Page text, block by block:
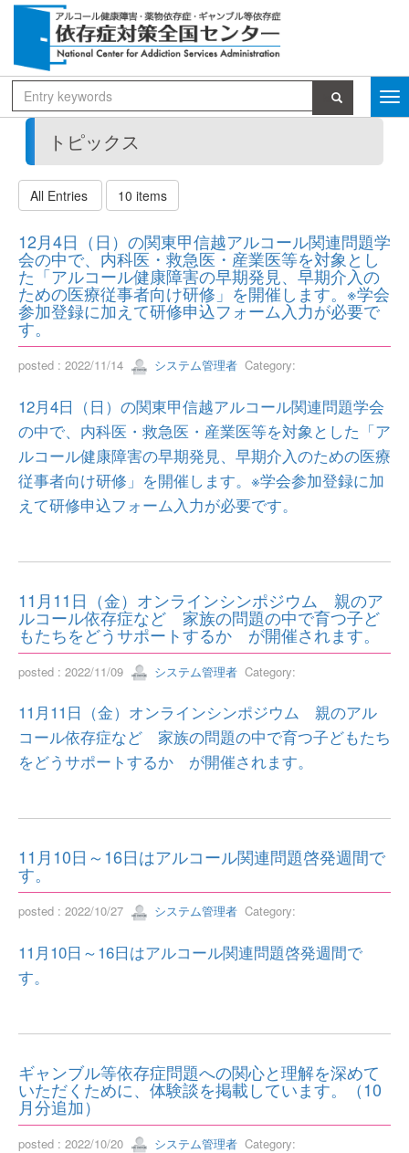
トピックス
All Entries 10 items
12月4日（日）の関東甲信越アルコール関連問題学
会の中で、内科医・救急医・産業医等を対象とし
た「アルコール健康障害の早期発見、早期介入の
ための医療従事者向け研修」を開催します。※学会
参加登録に加えて研修申込フォーム入力が必要で
す。
posted : 2022/11/14 システム管理者 Category:
12月4日（日）の関東甲信越アルコール関連問題学会
の中で、内科医・救急医・産業医等を対象とした「ア
ルコール健康障害の早期発見、早期介入のための医療
従事者向け研修」を開催します。※学会参加登録に加
えて研修申込フォーム入力が必要です。
11月11日（金）オンラインシンポジウム 親のア
ルコール依存症など 家族の問題の中で育つ子ど
もたちをどうサポートするか が開催されます。
posted : 2022/11/09 システム管理者 Category:
11月11日（金）オンラインシンポジウム 親のアル
コール依存症など 家族の問題の中で育つ子どもたち
をどうサポートするか が開催されます。
11月10日～16日はアルコール関連問題啓発週間で
す。
posted : 2022/10/27 システム管理者 Category:
11月10日～16日はアルコール関連問題啓発週間で
す。
ギャンブル等依存症問題への関心と理解を深めて
いただくために、体験談を掲載しています。（10
月分追加）
posted : 2022/10/20 システム管理者 Category: